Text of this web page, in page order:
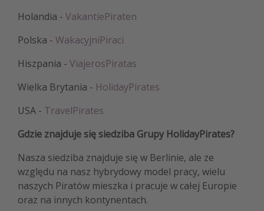
Holandia - VakantiePiraten
Polska - WakacyjniPiraci
Hiszpania - ViajerosPiratas
Wielka Brytania - HolidayPirates
USA - TravelPirates
Gdzie znajduje się siedziba Grupy HolidayPirates?
Nasza siedziba znajduje się w Berlinie, ale ze
względu na nasz hybrydowy model pracy, wielu
naszych Piratów mieszka i pracuje w całej Europie
oraz na innych kontynentach.